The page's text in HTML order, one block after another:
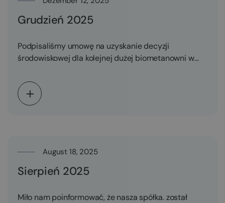
Grudzień 2025
Podpisaliśmy umowę na uzyskanie decyzji
środowiskowej dla kolejnej dużej biometanowni w
August 18, 2025
Sierpień 2025
Miło nam poinformować, że nasza spółka. został